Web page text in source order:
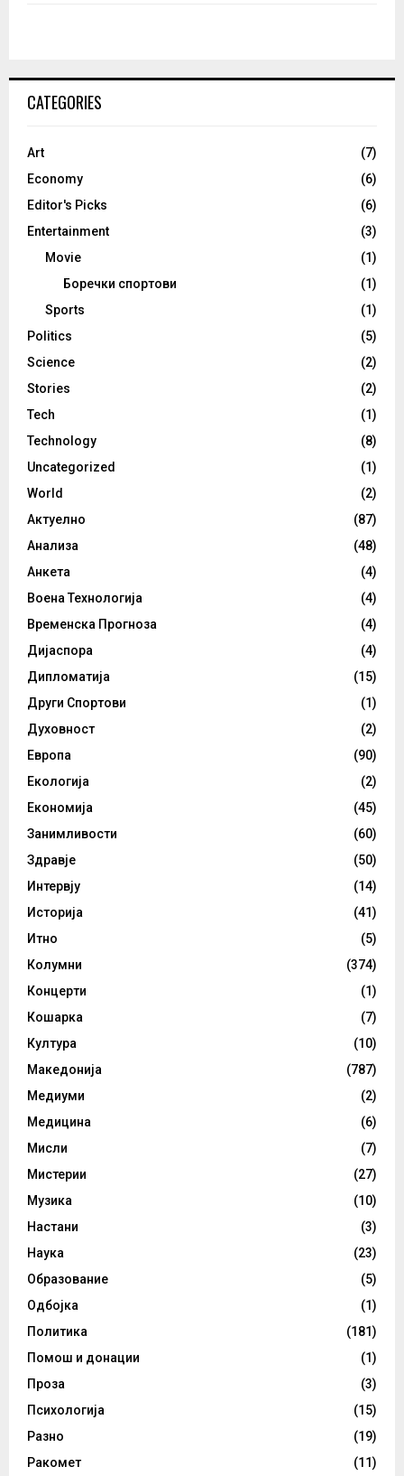
CATEGORIES
Art
(7)
Economy
(6)
Editor's Picks
(6)
Entertainment
(3)
Movie
(1)
Боречки спортови
(1)
Sports
(1)
Politics
(5)
Science
(2)
Stories
(2)
Tech
(1)
Technology
(8)
Uncategorized
(1)
World
(2)
Актуелно
(87)
Анализа
(48)
Анкета
(4)
Воена Технологија
(4)
Временска Прогноза
(4)
Дијаспора
(4)
Дипломатија
(15)
Други Спортови
(1)
Духовност
(2)
Европа
(90)
Екологија
(2)
Економија
(45)
Занимливости
(60)
Здравје
(50)
Интервју
(14)
Историја
(41)
Итно
(5)
Колумни
(374)
Концерти
(1)
Кошарка
(7)
Култура
(10)
Македонија
(787)
Медиуми
(2)
Медицина
(6)
Мисли
(7)
Мистерии
(27)
Музика
(10)
Настани
(3)
Наука
(23)
Образование
(5)
Одбојка
(1)
Политика
(181)
Помош и донации
(1)
Проза
(3)
Психологија
(15)
Разно
(19)
Ракомет
(11)